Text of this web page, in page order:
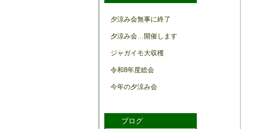
夕涼み会無事に終了
夕涼み会…開催します
ジャガイモ大収穫
令和8年度総会
今年の夕涼み会
ブログ